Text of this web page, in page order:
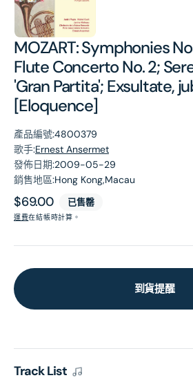
MOZART: Symphonies
Flute Concerto No. 2;
'Gran Partita'; Exsultate,
[Eloquence]
產品編號:4800379
歌手:Ernest Ansermet
發佈日期:2009-05-29
銷售地區:Hong Kong,Macau
原
價
$69.00 已售罄
運費在結帳時計算。
到貨提醒
Track List